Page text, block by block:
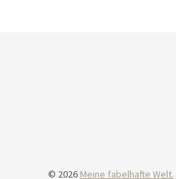
© 2026 Meine fabelhafte Welt.